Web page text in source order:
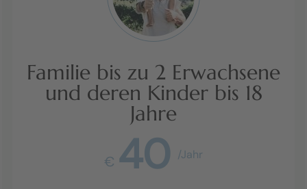
Familie bis zu 2 Erwachsene
und deren Kinder bis 18
Jahre
€ 40 /Jahr